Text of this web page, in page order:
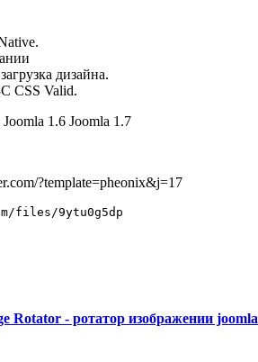
дизайна.
CSS Valid.
Joomla 1.6 Joomla 1.7
?template=pheonix&j=17
files/9ytu0g5dp
Rotator - ротатор изображении joomla